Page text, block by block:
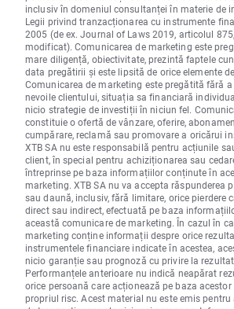
inclusiv în domeniul consultanței în materie de
Legii privind tranzacționarea cu instrumente
2005 (de ex. Journal of Laws 2019, articolul
modificat). Comunicarea de marketing este
mare diligență, obiectivitate, prezintă faptele
data pregătirii și este lipsită de orice elemente
Comunicarea de marketing este pregătită fără
nevoile clientului, situația sa financiară
nicio strategie de investiții în niciun fel.
constituie o ofertă de vânzare, oferire,
cumpărare, reclamă sau promovare a oricărui
XTB SA nu este responsabilă pentru acțiunile
client, în special pentru achiziționarea sau
întreprinse pe baza informațiilor conținute în
marketing. XTB SA nu va accepta răspunderea
sau daună, inclusiv, fără limitare, orice pierdere
direct sau indirect, efectuată pe baza
această comunicare de marketing. În cazul în
marketing conține informații despre orice
instrumentele financiare indicate în acestea,
nicio garanție sau prognoză cu privire la
Performanțele anterioare nu indică neapărat
orice persoană care acționează pe baza
propriul risc. Acest material nu este emis